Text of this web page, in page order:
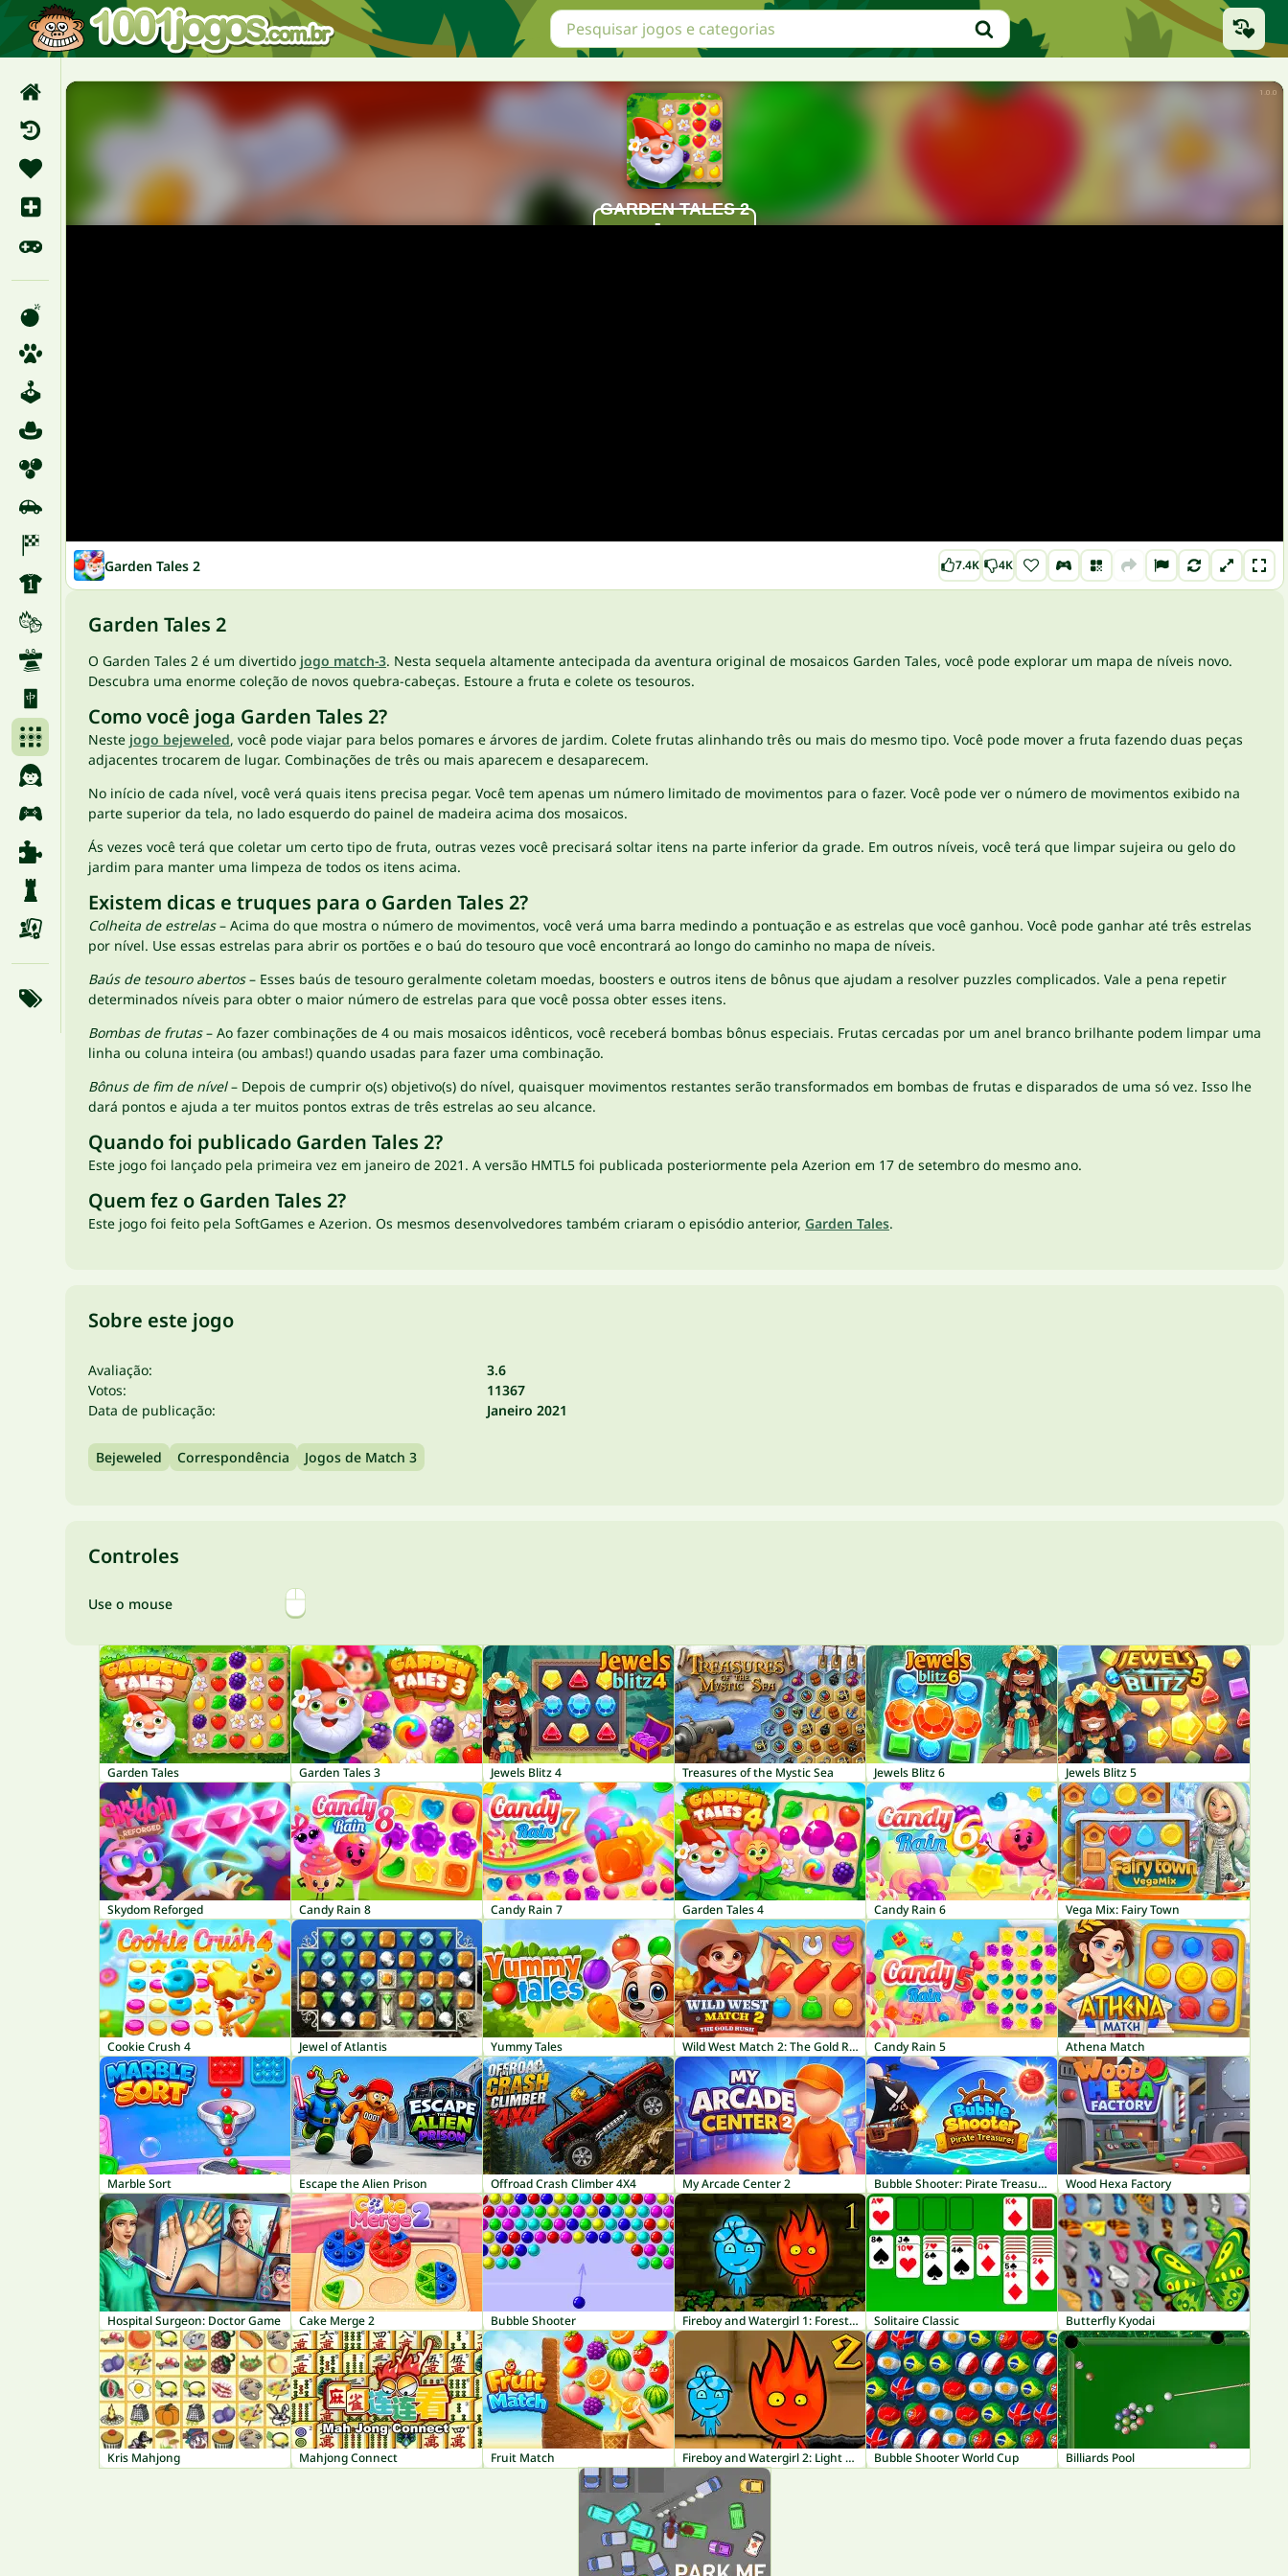
Garden Tales 2 7.4K 4K
Garden Tales 2
O Garden Tales 2 é um divertido jogo match-3. Nesta sequela altamente antecipada da aventura original de mosaicos Garden Tales, você pode explorar um mapa de níveis novo.
Descubra uma enorme coleção de novos quebra-cabeças. Estoure a fruta e colete os tesouros.
Como você joga Garden Tales 2?
Neste jogo bejeweled, você pode viajar para belos pomares e árvores de jardim. Colete frutas alinhando três ou mais do mesmo tipo. Você pode mover a fruta fazendo duas peças
adjacentes trocarem de lugar. Combinações de três ou mais aparecem e desaparecem.
No início de cada nível, você verá quais itens precisa pegar. Você tem apenas um número limitado de movimentos para o fazer. Você pode ver o número de movimentos exibido na
parte superior da tela, no lado esquerdo do painel de madeira acima dos mosaicos.
Ás vezes você terá que coletar um certo tipo de fruta, outras vezes você precisará soltar itens na parte inferior da grade. Em outros níveis, você terá que limpar sujeira ou gelo do
jardim para manter uma limpeza de todos os itens acima.
Existem dicas e truques para o Garden Tales 2?
Colheita de estrelas– Acima do que mostra o número de movimentos, você verá uma barra medindo a pontuação e as estrelas que você ganhou. Você pode ganhar até três estrelas
por nível. Use essas estrelas para abrir os portões e o baú do tesouro que você encontrará ao longo do caminho no mapa de níveis.
Baús de tesouro abertos– Esses baús de tesouro geralmente coletam moedas, boosters e outros itens de bônus que ajudam a resolver puzzles complicados. Vale a pena repetir
determinados níveis para obter o maior número de estrelas para que você possa obter esses itens.
Bombas de frutas– Ao fazer combinações de 4 ou mais mosaicos idênticos, você receberá bombas bônus especiais. Frutas cercadas por um anel branco brilhante podem limpar uma
linha ou coluna inteira (ou ambas!) quando usadas para fazer uma combinação.
Bônus de fim de nível– Depois de cumprir o(s) objetivo(s) do nível, quaisquer movimentos restantes serão transformados em bombas de frutas e disparados de uma só vez. Isso lhe
dará pontos e ajuda a ter muitos pontos extras de três estrelas ao seu alcance.
Quando foi publicado Garden Tales 2?
Este jogo foi lançado pela primeira vez em janeiro de 2021. A versão HMTL5 foi publicada posteriormente pela Azerion em 17 de setembro do mesmo ano.
Quem fez o Garden Tales 2?
Este jogo foi feito pela SoftGames e Azerion. Os mesmos desenvolvedores também criaram o episódio anterior, Garden Tales.
Sobre este jogo
Avaliação:
3.6
Votos:
11367
Data de publicação:
Janeiro 2021
Bejeweled Correspondência Jogos de Match 3
Controles
Use o mouse
Garden Tales Garden Tales 3 Jewels Blitz 4 Treasures of the Mystic Sea Jewels Blitz 6 Jewels Blitz 5
Skydom Reforged Candy Rain 8 Candy Rain 7 Garden Tales 4 Candy Rain 6 Vega Mix: Fairy Town
Cookie Crush 4 Jewel of Atlantis Yummy Tales Wild West Match 2: The Gold Rush Candy Rain 5 Athena Match
Marble Sort Escape the Alien Prison Offroad Crash Climber 4X4 My Arcade Center 2 Bubble Shooter: Pirate Treasures Wood Hexa Factory
Hospital Surgeon: Doctor Game Cake Merge 2 Bubble Shooter Fireboy and Watergirl 1: Forest Temple Solitaire Classic Butterfly Kyodai
Kris Mahjong Mahjong Connect Fruit Match Fireboy and Watergirl 2: Light Temple Bubble Shooter World Cup Billiards Pool